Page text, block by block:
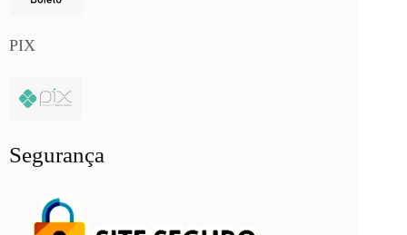
PIX
Segurança